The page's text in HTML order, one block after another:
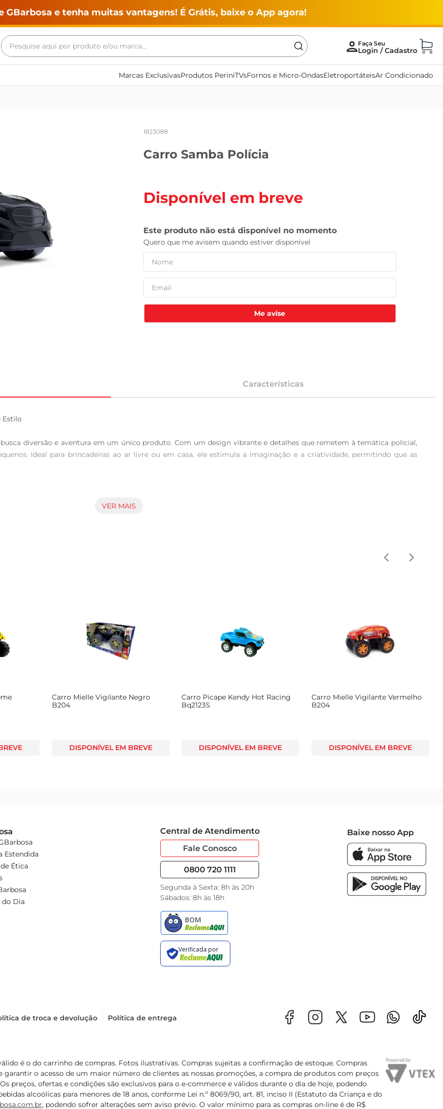
GBarbosa e tenha muitas vantagens! É Grátis, baixe o App agora!
Pesquise aqui por produto e/ou marca...
Marcas ExclusivasProdutos PeriniTVsFornos e Micro-OndasEletroportáteisAr Condicionado
1823088
Carro Samba Polícia
Disponível em breve
Me avise
Características
Estilo
diversão e aventura em um único produto. Com um design vibrante e detalhes que remetem à temática policial,
Ideal para brincadeiras ao ar livre ou em casa, ele estimula a imaginação e a criatividade, permitindo que as
Além disso, o Carro SambaPolícia possui um acabamento que destaca suas cores e detalhes, tornandoo um
VER MAIS
Carro Mielle Vigilante Negro
B204
DISPONÍVEL EM BREVE
Carro Picape Kendy Hot Racing
Bq2123S
DISPONÍVEL EM BREVE
Carro Mielle Vigilante Vermelho
B204
DISPONÍVEL EM BREVE
Estendida
Ética
do Dia
Central de Atendimento
Fale Conosco
0800 720 1111
Segunda à Sexta: 8h às 20h
Sábados: 8h às 18h
Baixe nosso App
de troca e devolução Política de entrega
é o do carrinho de compras. Fotos ilustrativas. Compras sujeitas a confirmação de estoque. Compras
garantir o acesso de um maior número de clientes as nossas promoções, a compra de produtos com preços
preços, ofertas e condições são exclusivos para o e-commerce e válidos durante o dia de hoje, podendo
alcoólicas para menores de 18 anos, conforme Lei n.º 8069/90, art. 81, inciso II (Estatuto da Criança e do
, podendo sofrer alterações sem aviso prévio. O valor mínimo para as compras on-line é de R$
Termos mais buscados
vinho
leite pó